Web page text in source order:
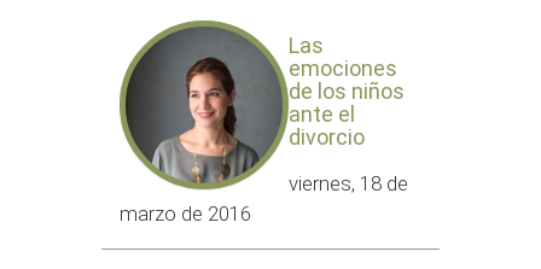
Las
emociones
de los niños
ante el
divorcio
viernes, 18 de
marzo de 2016